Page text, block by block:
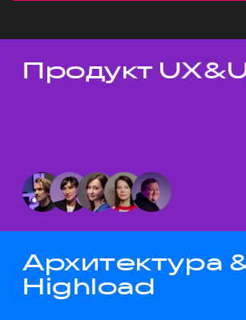
Темы докладов
Продукт
Архитектура
Highload